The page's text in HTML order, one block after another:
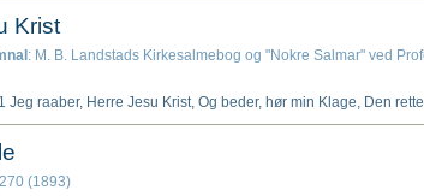
Krist
: M. B. Landstads Kirkesalmebog og "Nokre Salmar" ved
Jesu Krist, Og beder, hør min Klage, Den rette Tro den giv mig vist, At jeg skal ei forsage, Men stande fast, o Herre min, Det vilde du mig give, Her i Live Ved Aand og Naaden din Hart hos dit Ord at blive! 2 Jeg beder meer, o Herre Gud, Du kan saa vel det mage, Godt Haab mig giv til Enden ud I mine tunge Dage! At naar jeg gaar af Verden bort, Jeg trøster i min Vaade Paa din Naade, Ei paa, hvad jeg har gjort, Det er mig ingen Vaade. 3 Und mig og det, af Hjertens Grund I Kjærlighed at blive, Min Fiende elske allen Stund, Og hannem saa tilgive, Som du og selv har gjort mod mig, For Ondt ham Godt tilvende, Lade kjende Den Ven i Himmerig, Hvis Miskund ei har Ende! 4 Lad ingen Modgang, Lyst og Nød Saa
(1893)